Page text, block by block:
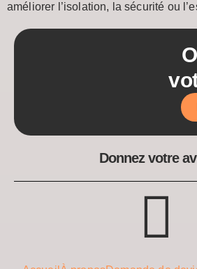
améliorer l’isolation, la sécurité ou
Donnez votre